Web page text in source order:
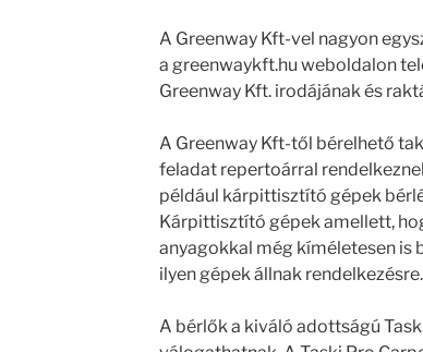
A Greenway Kft-vel nagyon
a greenwaykft.hu weboldalon
Greenway Kft. irodájának és
A Greenway Kft-től bérelhető
feladat repertoárral
például kárpittisztító gépek
Kárpittisztító gépek amellett,
anyagokkal még kíméletesen is
ilyen gépek állnak rendelkezésre.
A bérlők a kiváló adottságú